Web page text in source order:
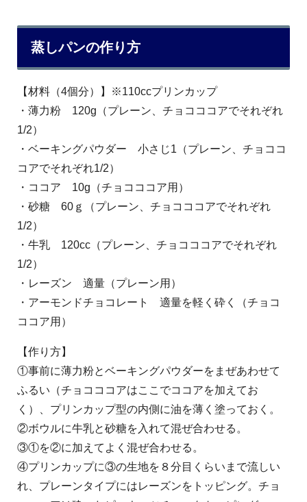
蒸しパンの作り方
【材料（4個分）】※110ccプリンカップ
・薄力粉 120g（プレーン、チョコココアでそれぞれ
1/2）
・ベーキングパウダー 小さじ1（プレーン、チョココ
コアでそれぞれ1/2）
・ココア 10g（チョコココア用）
・砂糖 60ｇ（プレーン、チョコココアでそれぞれ
1/2）
・牛乳 120cc（プレーン、チョコココアでそれぞれ
1/2）
・レーズン 適量（プレーン用）
・アーモンドチョコレート 適量を軽く砕く（チョコ
ココア用）
【作り方】
①事前に薄力粉とベーキングパウダーをまぜあわせて
ふるい（チョコココアはここでココアを加えてお
く）、プリンカップ型の内側に油を薄く塗っておく。
②ボウルに牛乳と砂糖を入れて混ぜ合わせる。
③①を②に加えてよく混ぜ合わせる。
④プリンカップに③の生地を８分目くらいまで流しい
れ、プレーンタイプにはレーズンをトッピング。チョ